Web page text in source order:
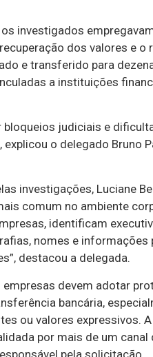
investigados
dos valores e
e transferido para
a instituições
bloqueios judiciais e
explicou o delegado Bruno
investigações, Luciane
comum no ambiente
identificam
nomes e informações
destacou a delegada.
empresas devem adotar
bancária,
ou valores expressivos.
por mais de um
pela solicitação.